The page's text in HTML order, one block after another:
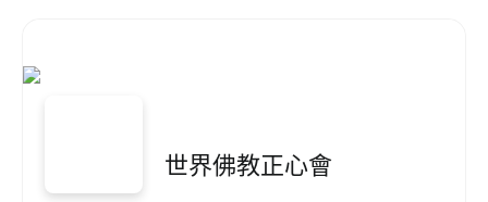
世界佛教正心會